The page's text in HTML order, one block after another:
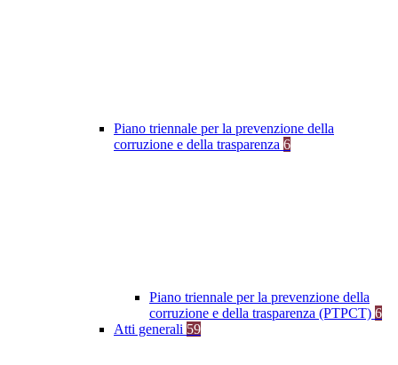
Piano triennale per la prevenzione della
corruzione e della trasparenza 6
Piano triennale per la prevenzione della
corruzione e della trasparenza (PTPCT) 6
Atti generali 59